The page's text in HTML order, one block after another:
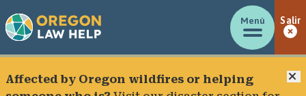
Menú Salir
Affected by Oregon wildfires or helping